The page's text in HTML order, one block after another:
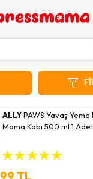
ALLYPAWS Yavaş Yeme
Mama Kabı 500 ml 1 Adet
★★★★★
99 TL